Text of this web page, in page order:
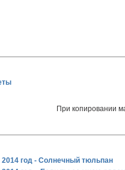
При копировании
год - Солнечный тюльпан